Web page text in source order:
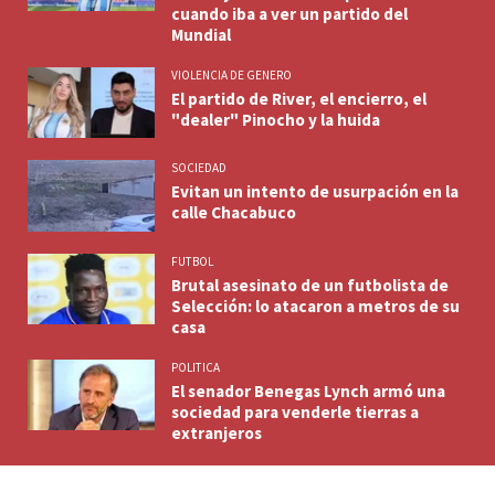
cuando iba a ver un partido del
Mundial
VIOLENCIA DE GENERO
El partido de River, el encierro, el
"dealer" Pinocho y la huida
SOCIEDAD
Evitan un intento de usurpación en la
calle Chacabuco
FUTBOL
Brutal asesinato de un futbolista de
Selección: lo atacaron a metros de su
casa
POLITICA
El senador Benegas Lynch armó una
sociedad para venderle tierras a
extranjeros